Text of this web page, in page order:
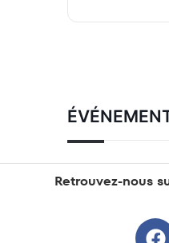
Retrouvez-nous